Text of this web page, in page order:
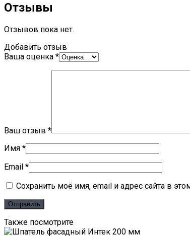
Отзывы
Отзывов пока нет.
Добавить отзыв
Ваша оценка *
Ваш отзыв *
Имя *
Email *
Сохранить моё имя, email и адрес сайта в
Также посмотрите